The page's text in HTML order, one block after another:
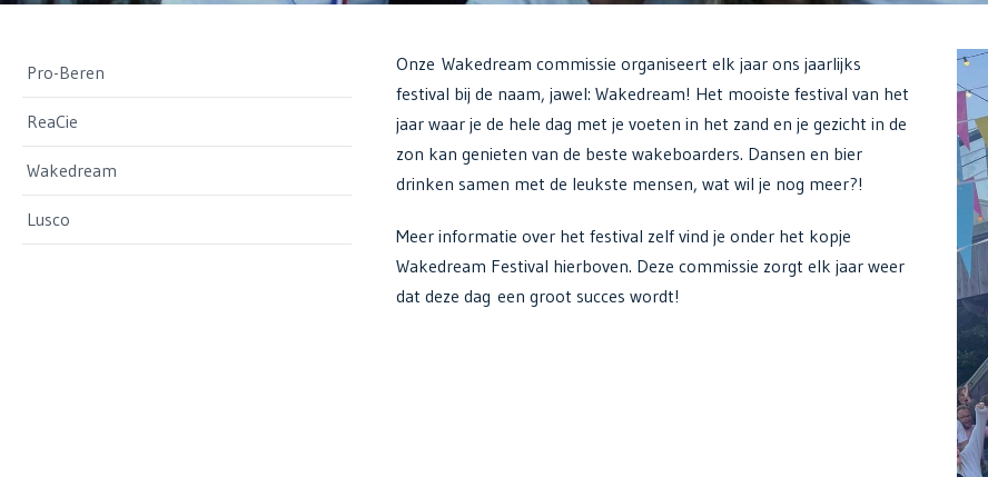
Pro-Beren
ReaCie
Wakedream
Lusco
Onze Wakedream commissie organiseert elk jaar ons jaarlijks
festival bij de naam, jawel: Wakedream! Het mooiste festival van het
jaar waar je de hele dag met je voeten in het zand en je gezicht in de
zon kan genieten van de beste wakeboarders. Dansen en bier
drinken samen met de leukste mensen, wat wil je nog meer?!
Meer informatie over het festival zelf vind je onder het kopje
Wakedream Festival hierboven. Deze commissie zorgt elk jaar weer
dat deze dag een groot succes wordt!